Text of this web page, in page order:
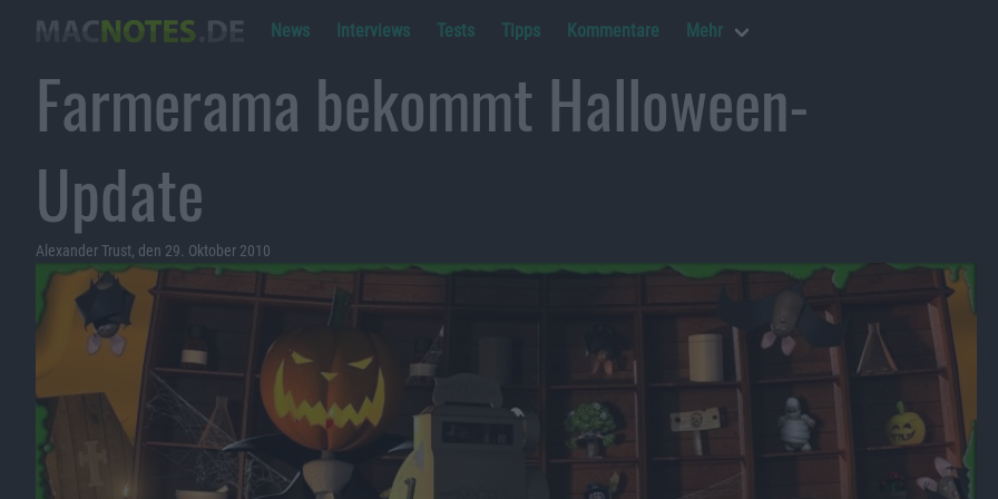
News Interviews Tests Tipps Kommentare Mehr
Farmerama bekommt Halloween-
Update
Alexander Trust, den 29. Oktober 2010